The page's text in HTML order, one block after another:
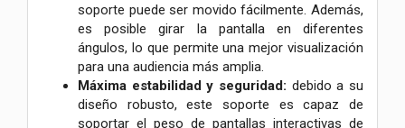
soporte puede ser movido fácilmente. Además,
es posible girar la pantalla en diferentes
ángulos, lo que permite una mejor visualización
para una audiencia más amplia.
Máxima estabilidad y seguridad: debido a su
diseño robusto, este soporte es capaz de
soportar el peso de pantallas interactivas de